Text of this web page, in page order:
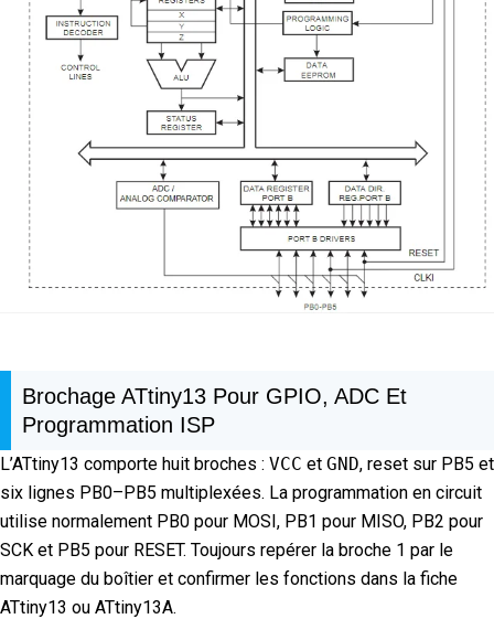
Brochage ATtiny13 Pour GPIO, ADC Et
Programmation ISP
L’ATtiny13 comporte huit broches : VCC et GND, reset sur PB5 et
six lignes PB0–PB5 multiplexées. La programmation en circuit
utilise normalement PB0 pour MOSI, PB1 pour MISO, PB2 pour
SCK et PB5 pour RESET. Toujours repérer la broche 1 par le
marquage du boîtier et confirmer les fonctions dans la fiche
ATtiny13 ou ATtiny13A.